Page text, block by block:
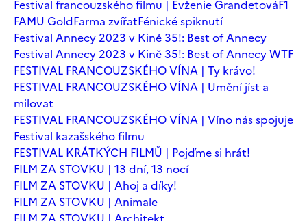
Festival francouzského filmu | Evženie GrandetováF1
FAMU GoldFarma zvířatFénické spiknutí
Festival Annecy 2023 v Kině 35!: Best of Annecy
Festival Annecy 2023 v Kině 35!: Best of Annecy WTF
FESTIVAL FRANCOUZSKÉHO VÍNA | Ty krávo!
FESTIVAL FRANCOUZSKÉHO VÍNA | Umění jíst a
milovat
FESTIVAL FRANCOUZSKÉHO VÍNA | Víno nás spojuje
Festival kazašského filmu
FESTIVAL KRÁTKÝCH FILMŮ | Pojďme si hrát!
FILM ZA STOVKU | 13 dní, 13 nocí
FILM ZA STOVKU | Ahoj a díky!
FILM ZA STOVKU | Animale